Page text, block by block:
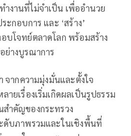
งานที่ไม่จำเป็น เพื่ออำนวย
ะกอบการ และ ‘สร้าง’
บโจทย์ตลาดโลก พร้อมสร้าง
ย่างบูรณาการ
จากความมุ่งมั่นและตั้งใจ
ายเรื่องเริ่มเกิดผลเป็นรูปธรรม
ำคัญของกระทรวง
ดับภาพรวมและในเชิงพื้นที่